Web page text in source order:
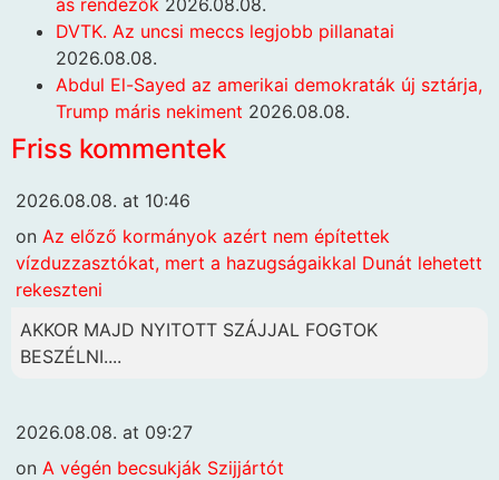
DVTK. Az uncsi meccs legjobb pillanatai
2026.08.08.
Abdul El-Sayed az amerikai demokraták új sztárja,
Trump máris nekiment 2026.08.08.
Friss kommentek
2026.08.08. at 10:46
on Az előző kormányok azért nem építettek
vízduzzasztókat, mert a hazugságaikkal Dunát lehetett
rekeszteni
AKKOR MAJD NYITOTT SZÁJJAL FOGTOK
BESZÉLNI....
2026.08.08. at 09:27
on A végén becsukják Szijjártót